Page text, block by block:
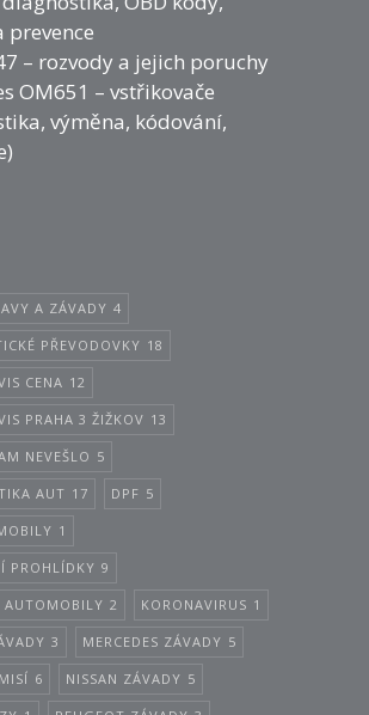
prevence
– rozvody a jejich poruchy
OM651 – vstřikovače
výměna, kódování,
A ZÁVADY 4
PŘEVODOVKY 18
CENA 12
PRAHA 3 ŽIŽKOV 13
NEVEŠLO 5
AUT 17 DPF 5
1
PROHLÍDKY 9
AUTOMOBILY 2 KORONAVIRUS 1
3 MERCEDES ZÁVADY 5
6 NISSAN ZÁVADY 5